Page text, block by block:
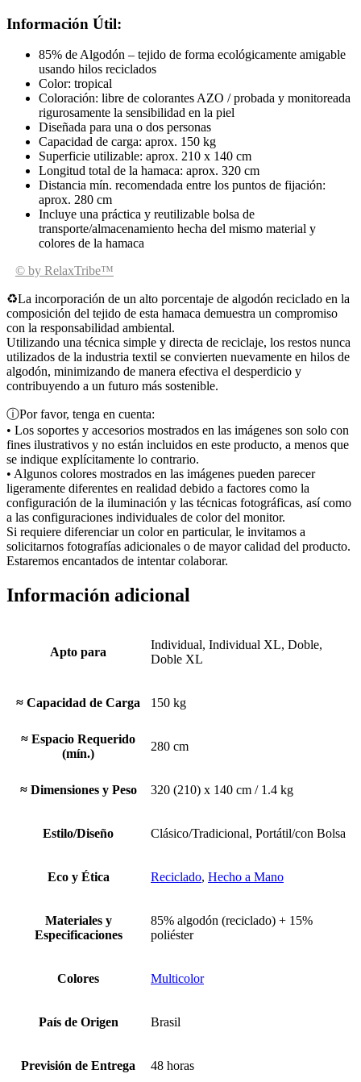
Información Útil:
85% de Algodón – tejido de forma ecológicamente amigable
usando hilos reciclados
Color: tropical
Coloración: libre de colorantes AZO / probada y monitoreada
rigurosamente la sensibilidad en la piel
Diseñada para una o dos personas
Capacidad de carga: aprox. 150 kg
Superficie utilizable: aprox. 210 x 140 cm
Longitud total de la hamaca: aprox. 320 cm
Distancia mín. recomendada entre los puntos de fijación:
aprox. 280 cm
Incluye una práctica y reutilizable bolsa de
transporte/almacenamiento hecha del mismo material y
colores de la hamaca
© by RelaxTribe™
♻La incorporación de un alto porcentaje de algodón reciclado en la
composición del tejido de esta hamaca demuestra un compromiso
con la responsabilidad ambiental.
Utilizando una técnica simple y directa de reciclaje, los restos nunca
utilizados de la industria textil se convierten nuevamente en hilos de
algodón, minimizando de manera efectiva el desperdicio y
contribuyendo a un futuro más sostenible.
ⓘPor favor, tenga en cuenta:
• Los soportes y accesorios mostrados en las imágenes son solo con
fines ilustrativos y no están incluidos en este producto, a menos que
se indique explícitamente lo contrario.
• Algunos colores mostrados en las imágenes pueden parecer
ligeramente diferentes en realidad debido a factores como la
configuración de la iluminación y las técnicas fotográficas, así como
a las configuraciones individuales de color del monitor.
Si requiere diferenciar un color en particular, le invitamos a
solicitarnos fotografías adicionales o de mayor calidad del producto.
Estaremos encantados de intentar colaborar.
Información adicional
Apto para
Individual, Individual XL, Doble,
Doble XL
≈ Capacidad de Carga 150 kg
≈ Espacio Requerido
(mín.)
280 cm
≈ Dimensiones y Peso 320 (210) x 140 cm / 1.4 kg
Estilo/Diseño Clásico/Tradicional, Portátil/con Bolsa
Eco y Ética Reciclado, Hecho a Mano
Materiales y
Especificaciones
85% algodón (reciclado) + 15%
poliéster
Colores Multicolor
País de Origen Brasil
Previsión de Entrega 48 horas